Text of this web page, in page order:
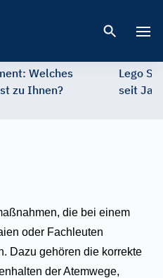
Welches
zu Ihnen?
Lego
seit
die bei einem
oder Fachleuten
Dazu gehören die korrekte
der Atemwege,